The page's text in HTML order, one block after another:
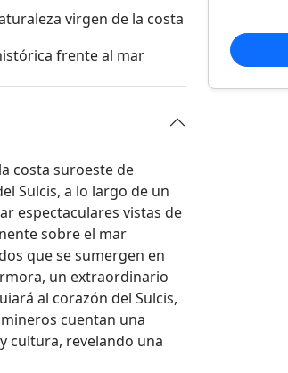
virgen de la costa
frente al mar
costa suroeste de
Sulcis, a lo largo de un
espectaculares vistas de
sobre el mar
que se sumergen en
un extraordinario
al corazón del Sulcis,
cuentan una
cultura, revelando una